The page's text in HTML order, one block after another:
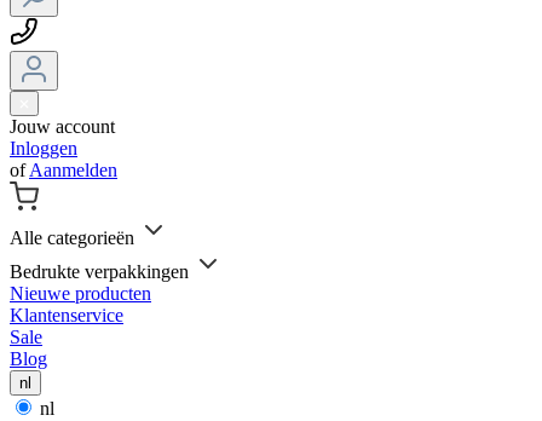
Jouw account
Inloggen
ofAanmelden
Alle categorieën
Bedrukte verpakkingen
Nieuwe producten
Klantenservice
Sale
Blog
nl
nl